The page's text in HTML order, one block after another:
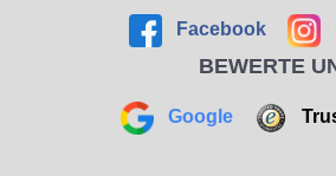
Facebook
BEWERTE
Google